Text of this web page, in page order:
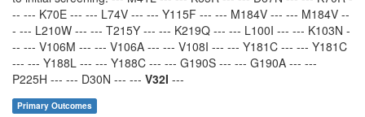
-- --- K70E --- --- L74V --- --- Y115F --- --- M184V --- --- M184V --
- --- L210W --- --- T215Y --- --- K219Q --- --- L100I --- --- K103N -
-- --- V106M --- --- V106A --- --- V108I --- --- Y181C --- --- Y181C
--- --- Y188L --- --- Y188C --- --- G190S --- --- G190A --- ---
P225H --- --- D30N --- --- V32I ---
Primary Outcomes